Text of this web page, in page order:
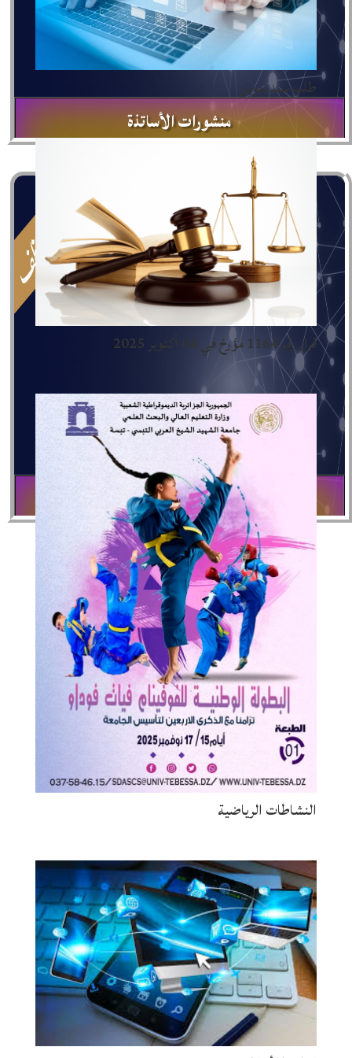
منشورات الأساتذة
تهدف هذه الصفحة إلى عرض
لأساتذتنا، مع توفير روابط مباشرة لقراءة الأبحاث على
Google Scholar وResearchGate.
المزيد
خدمات مصلحة المستخدمين
تهدف هذه الصفحة إلى عرضجميع المنشورات العلمية
لأساتذتنا، مع توفير روابط مباشرة لقراءة الأبحاث على
Google Scholar وResearchGate.
المزيد
طلب سند تموين
قرار رقم 1164 مؤرخ في 04 أكتوبر 2025
النشاطات الرياضية